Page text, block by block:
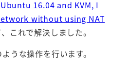
16.04 and KVM, I
without using NAT
これで解決しました。
うな操作を行います。